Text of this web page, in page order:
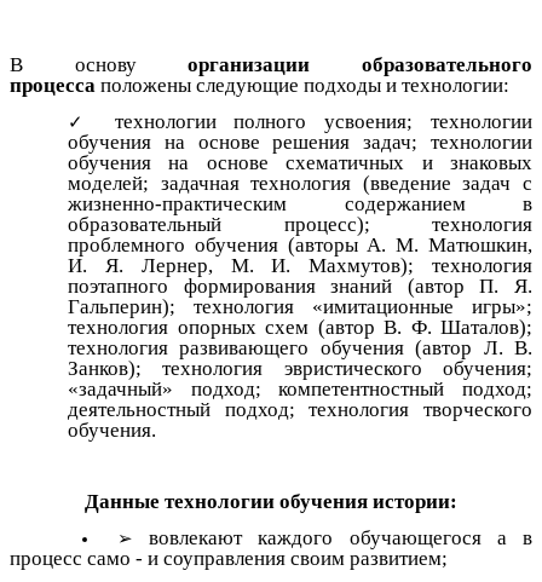
В основуорганизации образовательного
процесса положены следующие подходы и технологии:
технологии полного усвоения; технологии
обучения на основе решения задач; технологии
обучения на основе схематичных и знаковых
моделей; задачная технология (введение задач с
жизненно-практическим содержанием в
образовательный процесс); технология
проблемного обучения (авторы А. М. Матюшкин,
И. Я. Лернер, М. И. Махмутов); технология
поэтапного формирования знаний (автор П. Я.
Гальперин); технология «имитационные игры»;
технология опорных схем (автор В. Ф. Шаталов);
технология развивающего обучения (автор Л. В.
Занков); технология эвристического обучения;
«задачный» подход; компетентностный подход;
деятельностный подход; технология творческого
обучения.
Данные технологии обучения истории:
вовлекают каждого обучающегося а в
процесс само - и соуправления своим развитием;